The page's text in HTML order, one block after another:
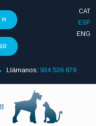
CAT
ESP
ENG
H
Llámanos: 934 539 879